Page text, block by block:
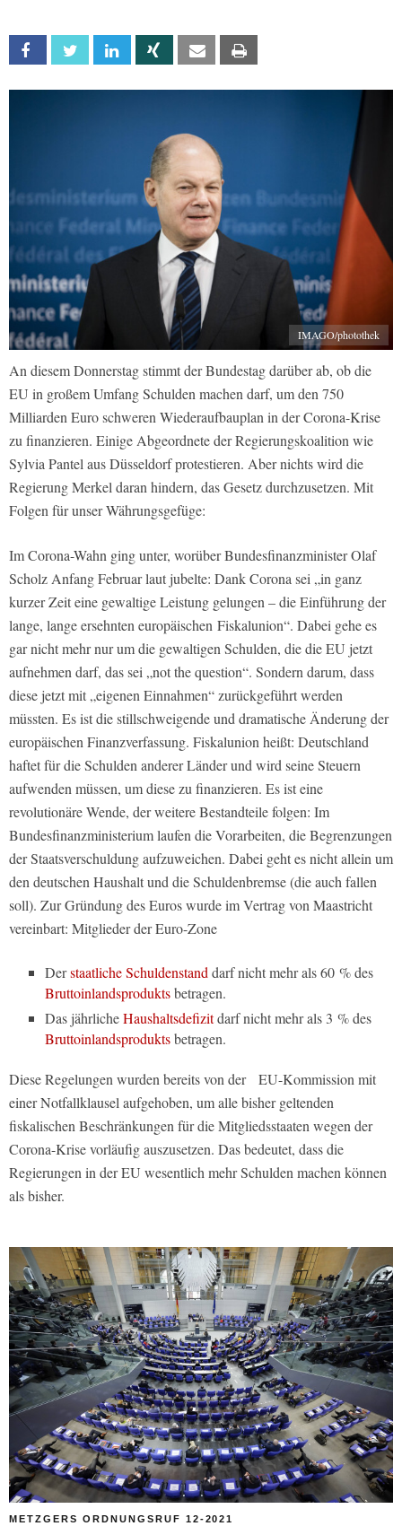
Facebook Twitter Linkedin Xing Email
IMAGO/photothek
An diesem Donnerstag stimmt der Bundestag darüber ab, ob die
EU in großem Umfang Schulden machen darf, um den 750
Milliarden Euro schweren Wiederaufbauplan in der Corona-Krise
zu finanzieren. Einige Abgeordnete der Regierungskoalition wie
Sylvia Pantel aus Düsseldorf protestieren. Aber nichts wird die
Regierung Merkel daran hindern, das Gesetz durchzusetzen. Mit
Folgen für unser Währungsgefüge:
Im Corona-Wahn ging unter, worüber Bundesfinanzminister Olaf
Scholz Anfang Februar laut jubelte: Dank Corona sei „in ganz
kurzer Zeit eine gewaltige Leistung gelungen – die Einführung der
lange, lange ersehnten europäischen Fiskalunion“. Dabei gehe es
gar nicht mehr nur um die gewaltigen Schulden, die die EU jetzt
aufnehmen darf, das sei „not the question“. Sondern darum, dass
diese jetzt mit „eigenen Einnahmen“ zurückgeführt werden
müssten. Es ist die stillschweigende und dramatische Änderung der
europäischen Finanzverfassung. Fiskalunion heißt: Deutschland
haftet für die Schulden anderer Länder und wird seine Steuern
aufwenden müssen, um diese zu finanzieren. Es ist eine
revolutionäre Wende, der weitere Bestandteile folgen: Im
Bundesfinanzministerium laufen die Vorarbeiten, die Begrenzungen
der Staatsverschuldung aufzuweichen. Dabei geht es nicht allein um
den deutschen Haushalt und die Schuldenbremse (die auch fallen
soll). Zur Gründung des Euros wurde im Vertrag von Maastricht
vereinbart: Mitglieder der Euro-Zone
Derstaatliche Schuldenstanddarf nicht mehr als 60 % des
Bruttoinlandsproduktsbetragen.
Das jährlicheHaushaltsdefizitdarf nicht mehr als 3 % des
Bruttoinlandsproduktsbetragen.
Diese Regelungen wurden bereits von der EU-Kommission mit
einer Notfallklausel aufgehoben, um alle bisher geltenden
fiskalischen Beschränkungen für die Mitgliedsstaaten wegen der
Corona-Krise vorläufig auszusetzen. Das bedeutet, dass die
Regierungen in der EU wesentlich mehr Schulden machen können
als bisher.
METZGERS ORDNUNGSRUF 12-2021